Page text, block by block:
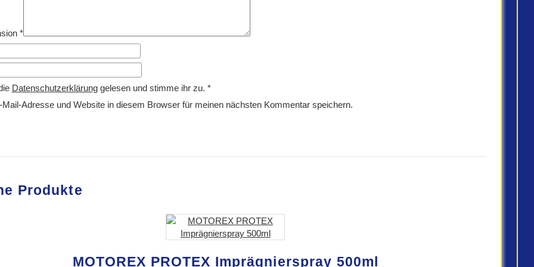
*
Datenschutzerklärunggelesen und stimme ihr zu. *
Mail-Adresse und Website in diesem Browser für meinen nächsten Kommentar speichern.
Produkte
MOTOREX PROTEX Imprägnierspray 500ml